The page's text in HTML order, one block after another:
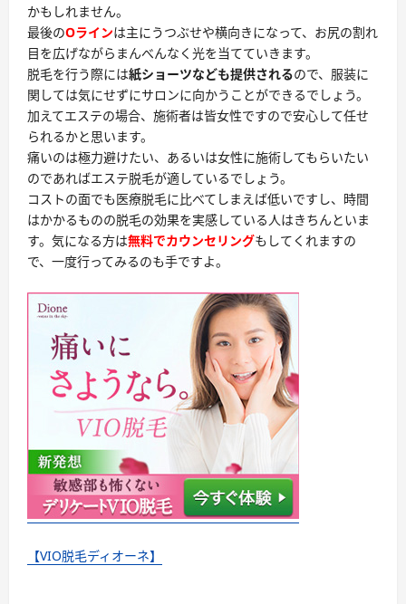
かもしれません。
最後のOラインは主にうつぶせや横向きになって、お尻の割れ
目を広げながらまんべんなく光を当てていきます。
脱毛を行う際には紙ショーツなども提供されるので、服装に
関しては気にせずにサロンに向かうことができるでしょう。
加えてエステの場合、施術者は皆女性ですので安心して任せ
られるかと思います。
痛いのは極力避けたい、あるいは女性に施術してもらいたい
のであればエステ脱毛が適しているでしょう。
コストの面でも医療脱毛に比べてしまえば低いですし、時間
はかかるものの脱毛の効果を実感している人はきちんといま
す。気になる方は無料でカウンセリングもしてくれますの
で、一度行ってみるのも手ですよ。
【VIO脱毛ディオーネ】